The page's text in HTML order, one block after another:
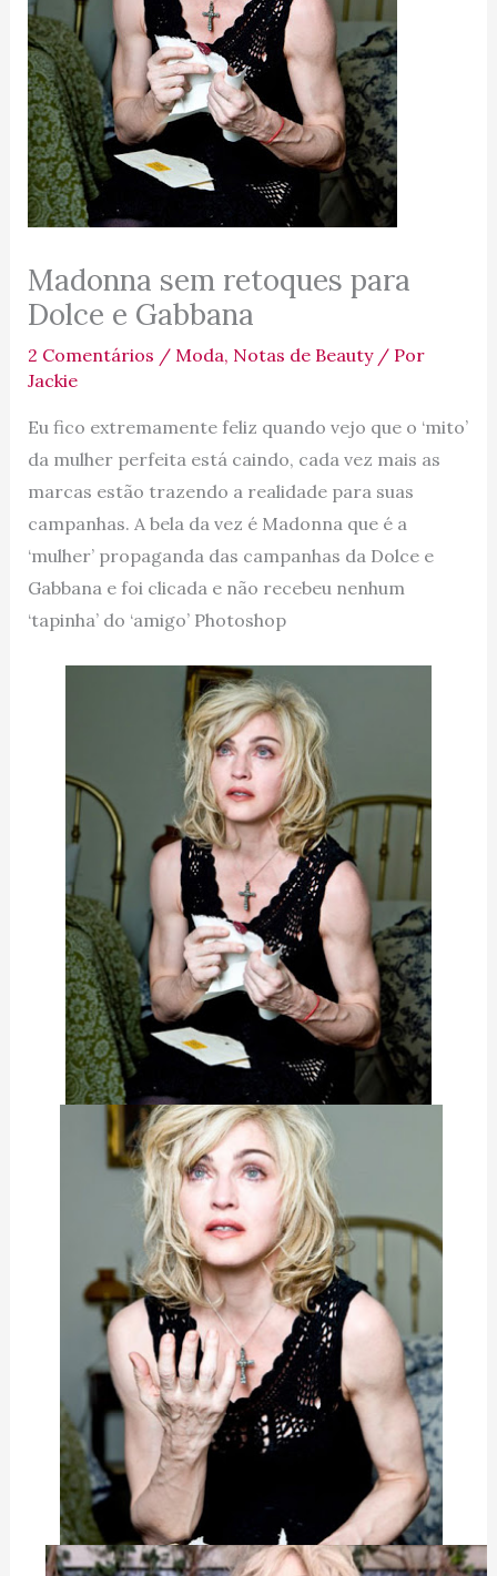
Madonna sem retoques para
Dolce e Gabbana
2 Comentários / Moda, Notas de Beauty/ Por
Jackie
Eu fico extremamente feliz quando vejo que o ‘mito’
da mulher perfeita está caindo, cada vez mais as
marcas estão trazendo a realidade para suas
campanhas. A bela da vez é Madonna que é a
‘mulher’ propaganda das campanhas da Dolce e
Gabbana e foi clicada e não recebeu nenhum
‘tapinha’ do ‘amigo’ Photoshop